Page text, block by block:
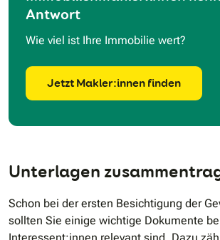
Antwort
Wie viel ist Ihre Immobilie wert?
Jetzt Makler:innen finden
Unterlagen
Schon bei der ersten Besichtigung der
sollten Sie einige wichtige Dokumente
Interessent:innen relevant sind. Dazu